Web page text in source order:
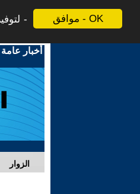
موافق - OK
أخبار عامة
الزوار